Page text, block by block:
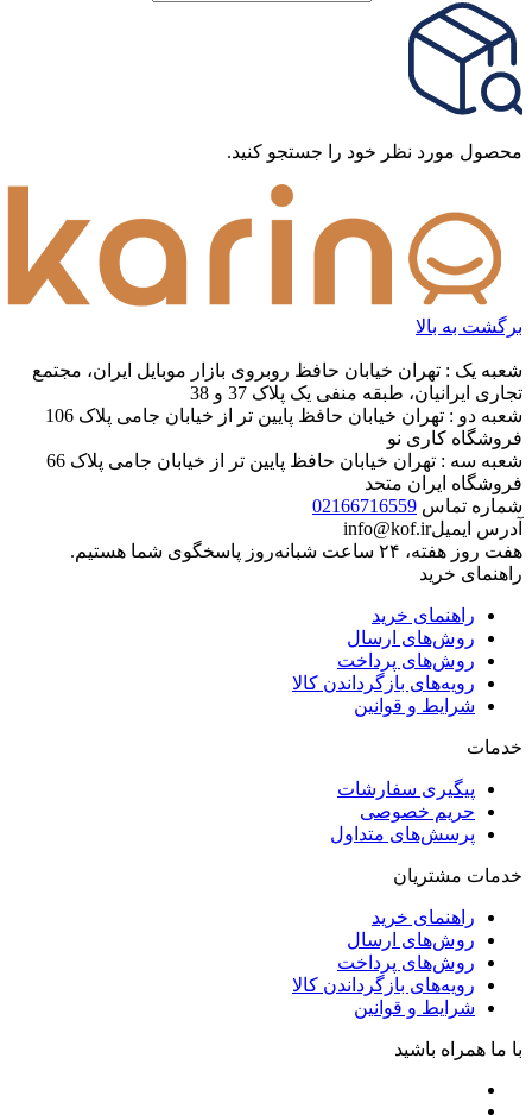
محصول مورد نظر خود را جستجو کنید.
برگشت به بالا
شعبه یک : تهران خیابان حافظ روبروی بازار موبایل ایران، مجتمع
تجاری ایرانیان، طبقه منفی یک پلاک 37 و 38
شعبه دو : تهران خیابان حافظ پایین تر از خیابان جامی پلاک 106
فروشگاه کاری نو
شعبه سه : تهران خیابان حافظ پایین تر از خیابان جامی پلاک 66
فروشگاه ایران متحد
شماره تماس 02166716559
آدرس ایمیلinfo@kof.ir
هفت روز هفته، ۲۴ ساعت شبانه‌روز پاسخگوی شما هستیم.
راهنمای خرید
راهنمای خرید
روش‌های ارسال
روش‌های پرداخت
رویه‌های بازگرداندن کالا
شرایط و قوانین
خدمات
پیگیری سفارشات
حریم خصوصی
پرسش‌های متداول
خدمات مشتریان
راهنمای خرید
روش‌های ارسال
روش‌های پرداخت
رویه‌های بازگرداندن کالا
شرایط و قوانین
با ما همراه باشید